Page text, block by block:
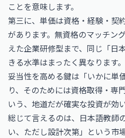
ことを意味します。
第三に、単価は資格・経験・契
があります。無資格のマッチン
えた企業研修型まで、同じ「日
きる水準はまったく異なります
妥当性を高める鍵は「いかに単
り、そのためには資格取得・専
いう、地道だが確実な投資が効
総じて言えるのは、日本語教師
い、ただし設計次第」という市